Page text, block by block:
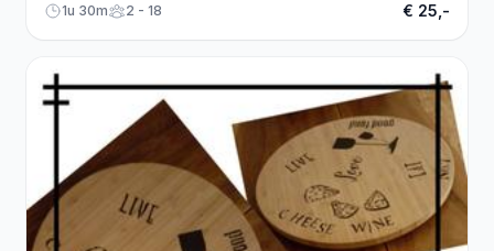
1u 30m 2 - 18 € 25,-